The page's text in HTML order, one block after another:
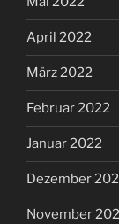
April 2022
März 2022
Februar 2022
Januar 2022
Dezember
November